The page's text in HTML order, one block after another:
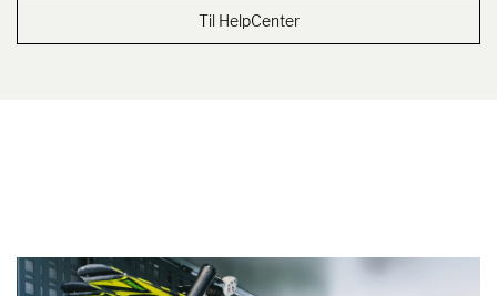
Til HelpCenter